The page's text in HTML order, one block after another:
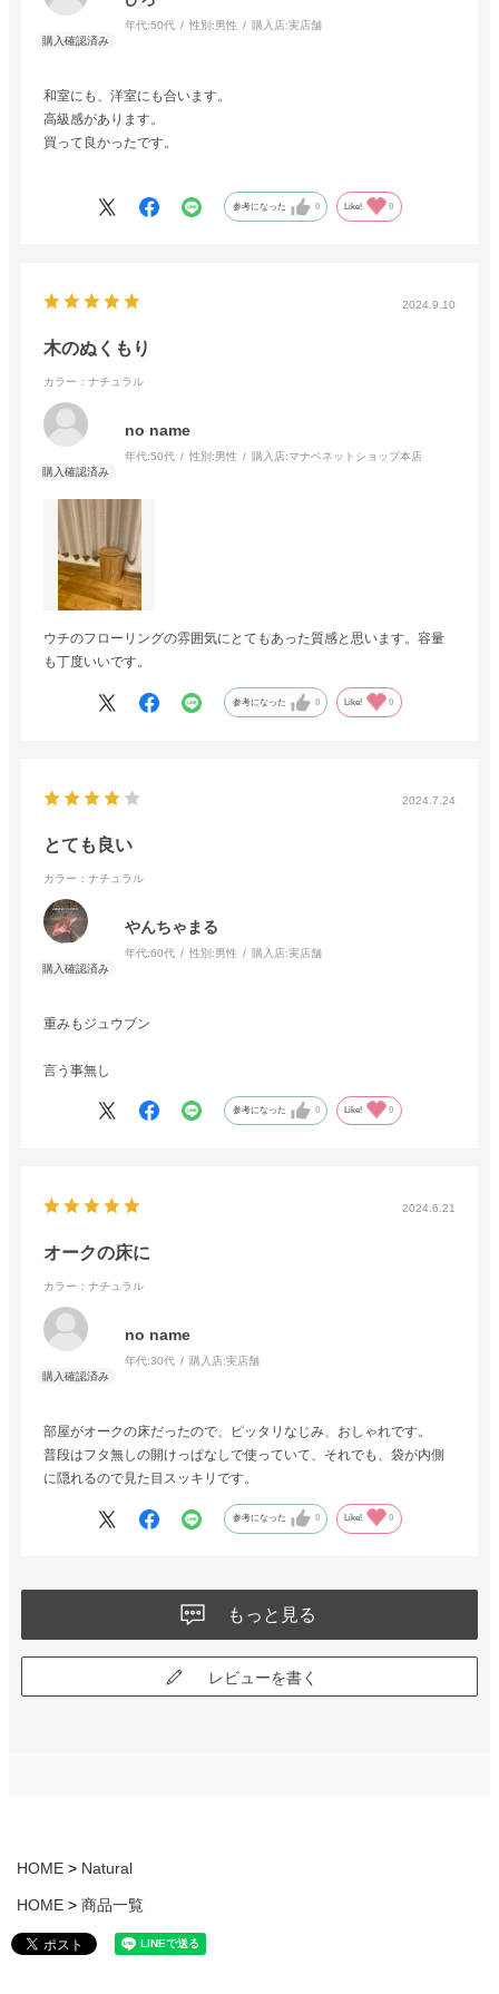
年代:50代 性別:男性 購入店:実店舗
和室にも、洋室にも合います。
高級感があります。
買って良かったです。
参考になった 0 Like! 0
2024.9.10
木のぬくもり
カラー：ナチュラル
no name
年代:50代 性別:男性 購入店:マナベネットショップ本店
ウチのフローリングの雰囲気にとてもあった質感と思います。容量
も丁度いいです。
参考になった 0 Like! 0
2024.7.24
とても良い
カラー：ナチュラル
やんちゃまる
年代:60代 性別:男性 購入店:実店舗
重みもジュウブン
言う事無し
参考になった 0 Like! 0
2024.6.21
オークの床に
カラー：ナチュラル
no name
年代:30代 購入店:実店舗
部屋がオークの床だったので、ピッタリなじみ、おしゃれです。
普段はフタ無しの開けっぱなしで使っていて、それでも、袋が内側
に隠れるので見た目スッキリです。
参考になった 0 Like! 0
もっと見る
レビューを書く
HOME Natural
HOME 商品一覧